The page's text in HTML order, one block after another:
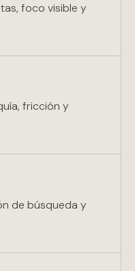
foco visible y
fricción y
de búsqueda y